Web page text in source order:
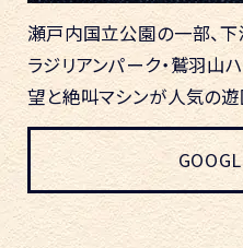
瀬戸内国立公園の一部、
ラジリアンパーク・鷲羽山
望と絶叫マシンが人気の遊